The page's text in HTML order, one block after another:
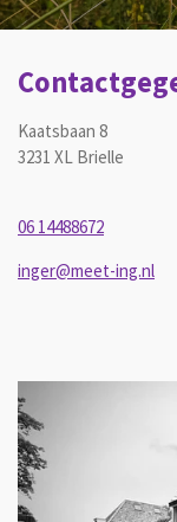
Kaatsbaan 8
3231 XL Brielle
06 14488672
inger@meet-ing.nl